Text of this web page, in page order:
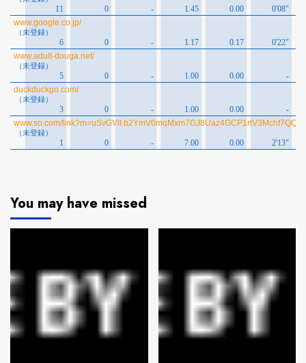
You may have missed